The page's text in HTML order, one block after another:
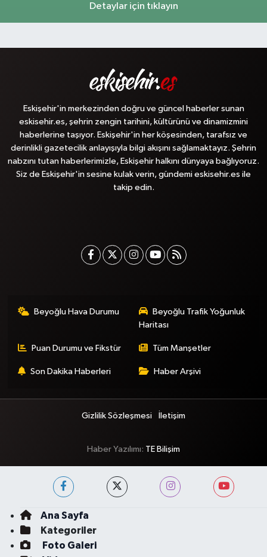
Detaylar için tıklayın
Eskişehir'in merkezinden doğru ve güncel haberler sunan
eskisehir.es, şehrin zengin tarihini, kültürünü ve dinamizmini
haberlerine taşıyor. Eskişehir'in her köşesinden, tarafsız ve
derinlikli gazetecilik anlayışıyla bilgi akışını sağlamaktayız. Şehrin
nabzını tutan haberlerimizle, Eskişehir halkını dünyaya bağlıyoruz.
Siz de Eskişehir'in sesine kulak verin, gündemi eskisehir.es ile
takip edin.
Beyoğlu Hava Durumu
Beyoğlu Trafik Yoğunluk
Haritası
Puan Durumu ve Fikstür Tüm Manşetler
Son Dakika Haberleri Haber Arşivi
Gizlilik Sözleşmesi İletişim
Haber Yazılımı: TE Bilişim
Ana Sayfa
Kategoriler
Foto Galeri